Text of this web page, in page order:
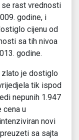
se rast vrednosti
godine, i
cijenu od
sa tih nivoa
godine.
zlato je dostiglo
tik ispod
nepunih 1.947
cena u
novi
sa sajta